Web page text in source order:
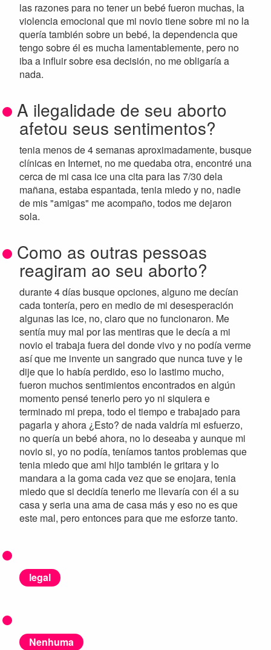
las razones para no tener un bebé fueron muchas, la
violencia emocional que mi novio tiene sobre mi no la
quería también sobre un bebé, la dependencia que
tengo sobre él es mucha lamentablemente, pero no
iba a influir sobre esa decisión, no me obligaría a
nada.
A ilegalidade de seu aborto
afetou seus sentimentos?
tenia menos de 4 semanas aproximadamente, busque
clínicas en Internet, no me quedaba otra, encontré una
cerca de mi casa ice una cita para las 7/30 dela
mañana, estaba espantada, tenia miedo y no, nadie
de mis "amigas" me acompaño, todos me dejaron
sola.
Como as outras pessoas
reagiram ao seu aborto?
durante 4 días busque opciones, alguno me decían
cada tontería, pero en medio de mi desesperación
algunas las ice, no, claro que no funcionaron. Me
sentía muy mal por las mentiras que le decía a mi
novio el trabaja fuera del donde vivo y no podía verme
así que me invente un sangrado que nunca tuve y le
dije que lo había perdido, eso lo lastimo mucho,
fueron muchos sentimientos encontrados en algún
momento pensé tenerlo pero yo ni siquiera e
terminado mi prepa, todo el tiempo e trabajado para
pagarla y ahora ¿Esto? de nada valdría mi esfuerzo,
no quería un bebé ahora, no lo deseaba y aunque mi
novio si, yo no podía, teníamos tantos problemas que
tenia miedo que ami hijo también le gritara y lo
mandara a la goma cada vez que se enojara, tenia
miedo que si decidía tenerlo me llevaría con él a su
casa y seria una ama de casa más y eso no es que
este mal, pero entonces para que me esforze tanto.
legal
Nenhuma